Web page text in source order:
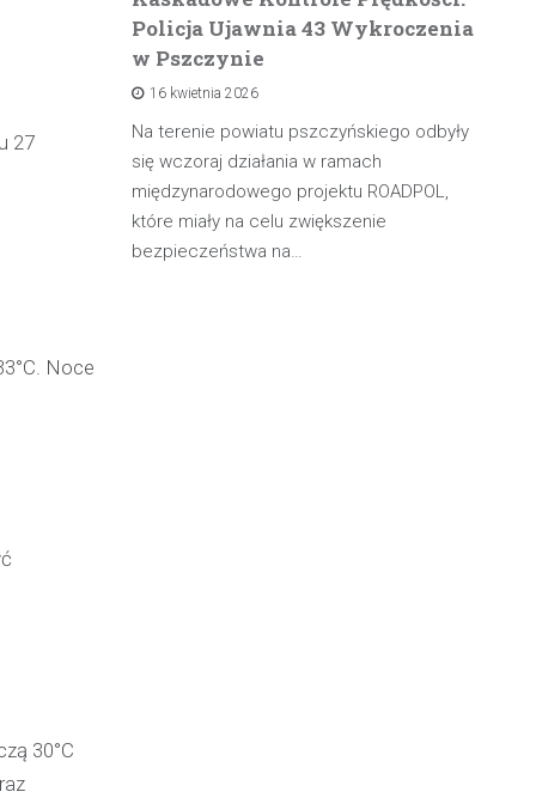
27
Noce
30°C
z
Policja Ujawnia 43 Wykroczenia
w Pszczynie
16 kwietnia 2026
Na terenie powiatu pszczyńskiego odbyły
się wczoraj działania w ramach
międzynarodowego projektu ROADPOL,
które miały na celu zwiększenie
bezpieczeństwa na…